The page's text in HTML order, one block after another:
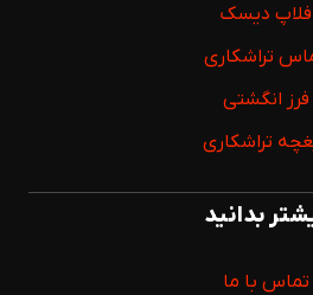
فلاپ دیسک
تراشکاری
فرز انگشتی
تراشکاری
بدانید
تماس با ما